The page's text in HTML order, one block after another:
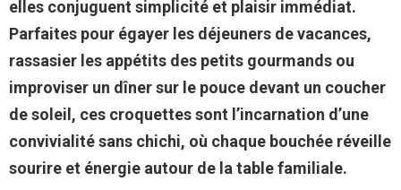
elles conjuguent simplicité et plaisir immédiat.
Parfaites pour égayer les déjeuners de vacances,
rassasier les appétits des petits gourmands ou
improviser un dîner sur le pouce devant un coucher
de soleil, ces croquettes sont l’incarnation d’une
convivialité sans chichi, où chaque bouchée réveille
sourire et énergie autour de la table familiale.